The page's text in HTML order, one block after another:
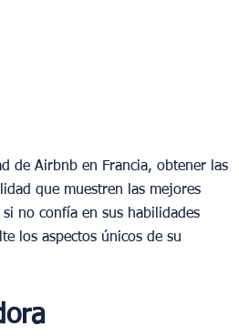
de Airbnb en Francia, obtener las
que muestren las mejores
no confía en sus habilidades
los aspectos únicos de su